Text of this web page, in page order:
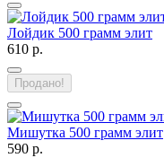
Лойдик 500 грамм элит
610 р.
Продано!
Мишутка 500 грамм элит
590 р.